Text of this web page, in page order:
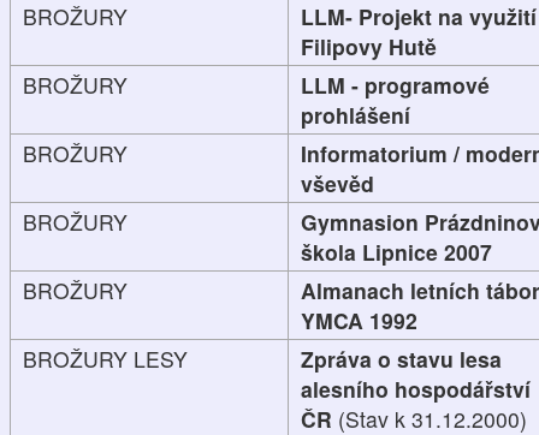
BROŽURY
LLM- Projekt na využití
Filipovy Hutě
BROŽURY
LLM - programové
prohlášení
BROŽURY
Informatorium /
vševěd
BROŽURY
Gymnasion
škola Lipnice 2007
BROŽURY
Almanach letních
YMCA 1992
BROŽURY LESY
Zpráva o stavu lesa
alesního hospodářství
ČR (Stav k 31.12.2000)